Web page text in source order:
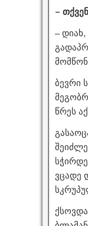
–
–
ბევრი
წრეს
ვცადე